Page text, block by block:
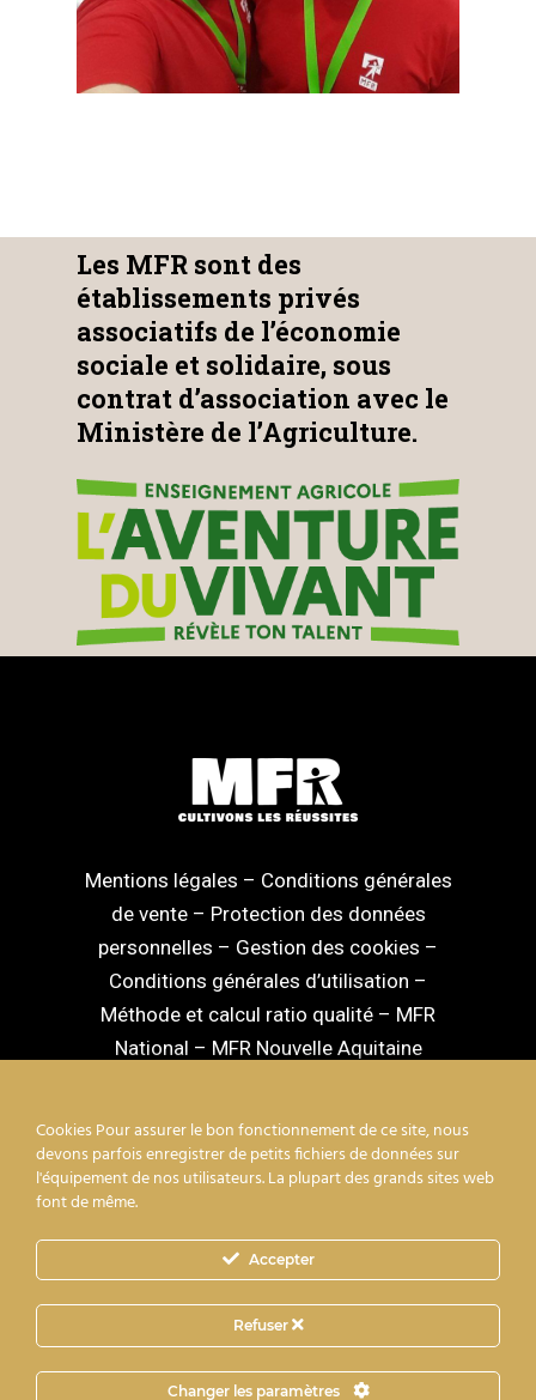
Les MFR sont des
établissements privés
associatifs de l’économie
sociale et solidaire, sous
contrat d’association avec le
Ministère de l’Agriculture.
Mentions légales – Conditions générales
de vente– Protection des données
personnelles – Gestion des cookies –
Conditions générales d’utilisation –
Méthode et calcul ratio qualité – MFR
National – MFR Nouvelle Aquitaine
facebook linkedin youtube instagram
mixcloud
© 2026 Les Maisons Familiales Rurales de la
Cookies Pour assurer le bon fonctionnement de ce site, nous
devons parfois enregistrer de petits fichiers de données sur
l'équipement de nos utilisateurs. La plupart des grands sites web
font de même.
Accepter
Refuser
Changer les paramètres